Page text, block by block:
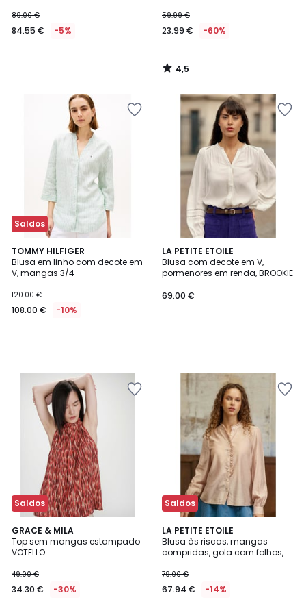
89.00 €
84.55 € -5%
59.99 €
23.99 € -60%
4,5
/
Saldos
TOMMY HILFIGER
Blusa em linho com decote em
V, mangas 3/4
120.00 €
108.00 € -10%
LA PETITE ETOILE
Blusa com decote em V,
pormenores em renda, BROOKIE
69.00 €
Saldos
GRACE & MILA
Top sem mangas estampado
VOTELLO
49.00 €
34.30 € -30%
Saldos
LA PETITE ETOILE
Blusa às riscas, mangas
compridas, gola com folhos,
79.00 €
67.94 € -14%